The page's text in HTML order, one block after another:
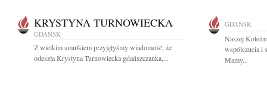
KRYSTYNA TURNOWIECKA
GDAŃSK
Z wielkim smutkiem przyjęłyśmy wiadomość, że
odeszła Krystyna Turnowiecka gdańszczanka,...
GDAŃSK
Naszej
współczucia i
Mamy...